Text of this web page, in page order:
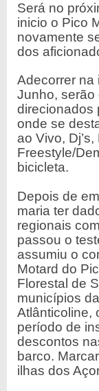
Será no
inicio o Pico
novamente
dos
Adecorrer na
Junho, serão
direcionados
onde se
ao Vivo, Dj’s,
Freestyle/
bicicleta.
Depois de
maria ter
regionais
passou o
assumiu o
Motard do
Florestal de
municípios
Atlânticoline,
período de
descontos
barco.
ilhas dos